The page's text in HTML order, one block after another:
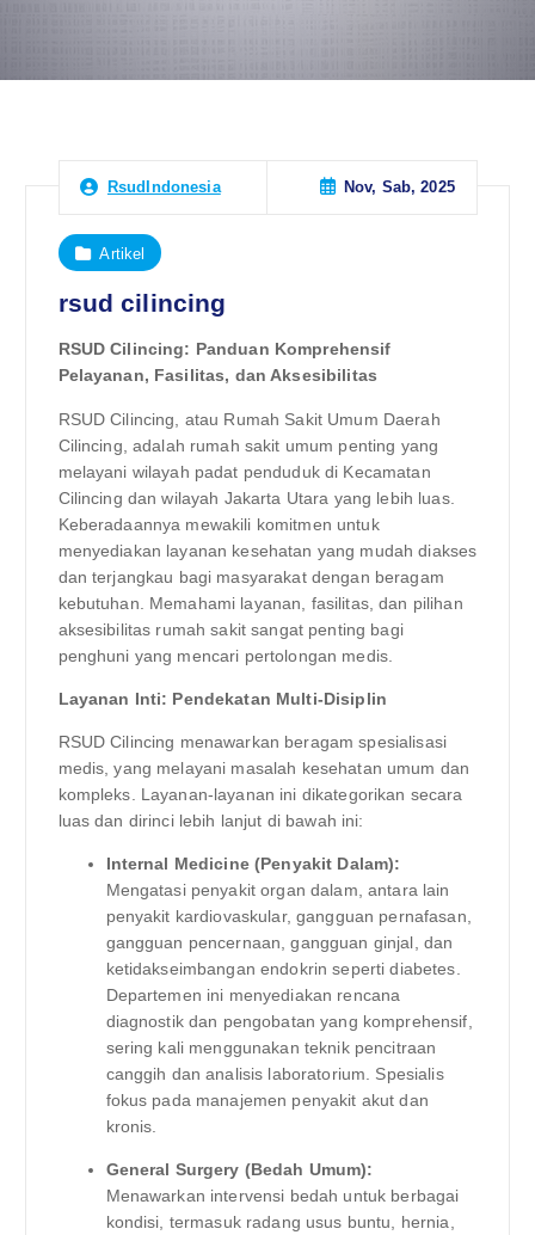
RsudIndonesia Nov, Sab, 2025
Artikel
rsud cilincing
RSUD Cilincing: Panduan Komprehensif
Pelayanan, Fasilitas, dan Aksesibilitas
RSUD Cilincing, atau Rumah Sakit Umum Daerah
Cilincing, adalah rumah sakit umum penting yang
melayani wilayah padat penduduk di Kecamatan
Cilincing dan wilayah Jakarta Utara yang lebih luas.
Keberadaannya mewakili komitmen untuk
menyediakan layanan kesehatan yang mudah diakses
dan terjangkau bagi masyarakat dengan beragam
kebutuhan. Memahami layanan, fasilitas, dan pilihan
aksesibilitas rumah sakit sangat penting bagi
penghuni yang mencari pertolongan medis.
Layanan Inti: Pendekatan Multi-Disiplin
RSUD Cilincing menawarkan beragam spesialisasi
medis, yang melayani masalah kesehatan umum dan
kompleks. Layanan-layanan ini dikategorikan secara
luas dan dirinci lebih lanjut di bawah ini:
Internal Medicine (Penyakit Dalam):
Mengatasi penyakit organ dalam, antara lain
penyakit kardiovaskular, gangguan pernafasan,
gangguan pencernaan, gangguan ginjal, dan
ketidakseimbangan endokrin seperti diabetes.
Departemen ini menyediakan rencana
diagnostik dan pengobatan yang komprehensif,
sering kali menggunakan teknik pencitraan
canggih dan analisis laboratorium. Spesialis
fokus pada manajemen penyakit akut dan
kronis.
General Surgery (Bedah Umum):
Menawarkan intervensi bedah untuk berbagai
kondisi, termasuk radang usus buntu, hernia,